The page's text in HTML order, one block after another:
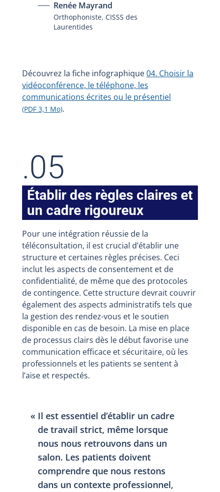
Renée Mayrand
Orthophoniste, CISSS des
Laurentides
Découvrez la fiche infographique04. Choisir la
vidéoconférence, le téléphone, les
communications écrites ou le présentiel
(PDF 3,1 Mo).
.05
Établir des règles claires et
un cadre rigoureux
Pour une intégration réussie de la
téléconsultation, il est crucial d’établir une
structure et certaines règles précises. Ceci
inclut les aspects de consentement et de
confidentialité, de même que des protocoles
de contingence. Cette structure devrait couvrir
également des aspects administratifs tels que
la gestion des rendez-vous et le soutien
disponible en cas de besoin. La mise en place
de processus clairs dès le début favorise une
communication efficace et sécuritaire, où les
professionnels et les patients se sentent à
l’aise et respectés.
Il est essentiel d’établir un cadre
de travail strict, même lorsque
nous nous retrouvons dans un
salon. Les patients doivent
comprendre que nous restons
dans un contexte professionnel,